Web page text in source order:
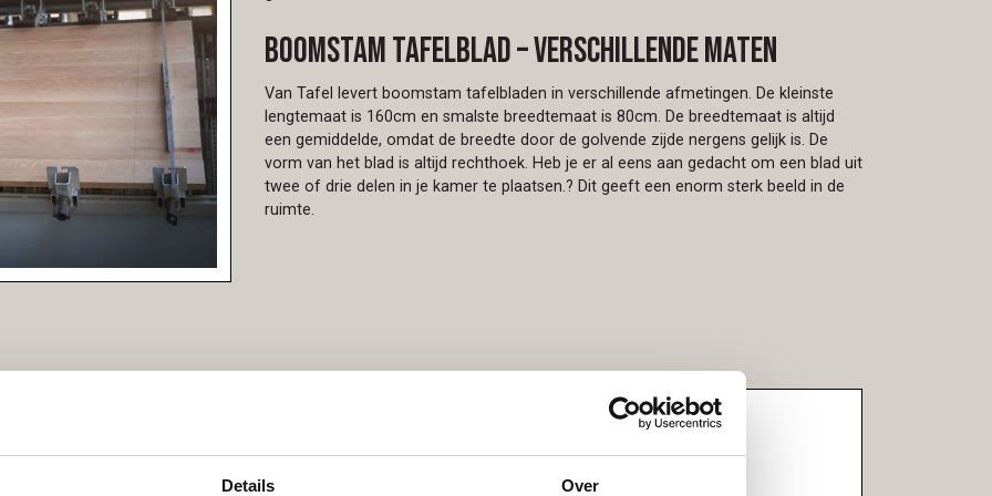
Details Over
Boomstam tafelblad – verschillende maten
Van Tafel levert boomstam tafelbladen in verschillende afmetingen. De kleinste
lengtemaat is 160cm en smalste breedtemaat is 80cm. De breedtemaat is altijd
een gemiddelde, omdat de breedte door de golvende zijde nergens gelijk is. De
vorm van het blad is altijd rechthoek. Heb je er al eens aan gedacht om een blad uit
twee of drie delen in je kamer te plaatsen.? Dit geeft een enorm sterk beeld in de
ruimte.